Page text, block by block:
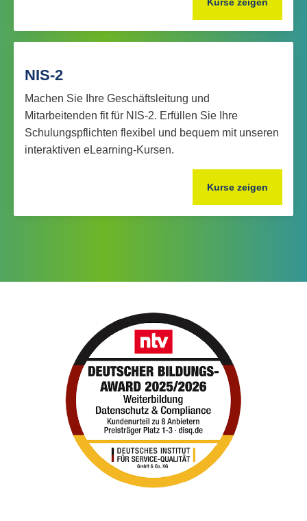
NIS-2
Machen Sie Ihre Geschäftsleitung und
Mitarbeitenden fit für NIS-2. Erfüllen Sie Ihre
Schulungspflichten flexibel und bequem mit unseren
interaktiven eLearning-Kursen.
Kurse zeigen